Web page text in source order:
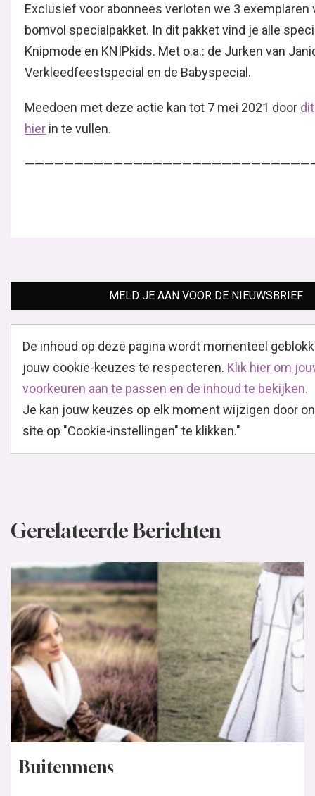
Exclusief voor abonnees verloten we 3 exemplaren
bomvol specialpakket. In dit pakket vind je alle
Knipmode en KNIPkids. Met o.a.: de Jurken van
Verkleedfeestspecial en de Babyspecial.
Meedoen met deze actie kan tot 7 mei 2021 door
hier in te vullen.
MELD JE AAN VOOR DE NIEUWSBRIEF
De inhoud op deze pagina wordt momenteel
jouw cookie-keuzes te respecteren. Klik hier om
voorkeuren aan te passen en de inhoud te bekijken.
Je kan jouw keuzes op elk moment wijzigen door
site op "Cookie-instellingen" te klikken."
Gerelateerde Berichten
Buitenmens